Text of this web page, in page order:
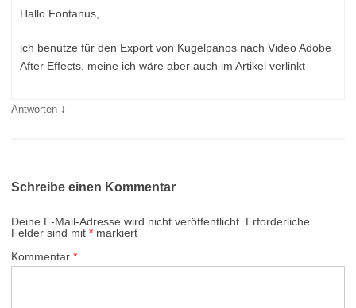
Hallo Fontanus,
ich benutze für den Export von Kugelpanos nach Video Adobe
After Effects, meine ich wäre aber auch im Artikel verlinkt
Antworten ↓
Schreibe einen Kommentar
Deine E-Mail-Adresse wird nicht veröffentlicht. Erforderliche
Felder sind mit * markiert
Kommentar *